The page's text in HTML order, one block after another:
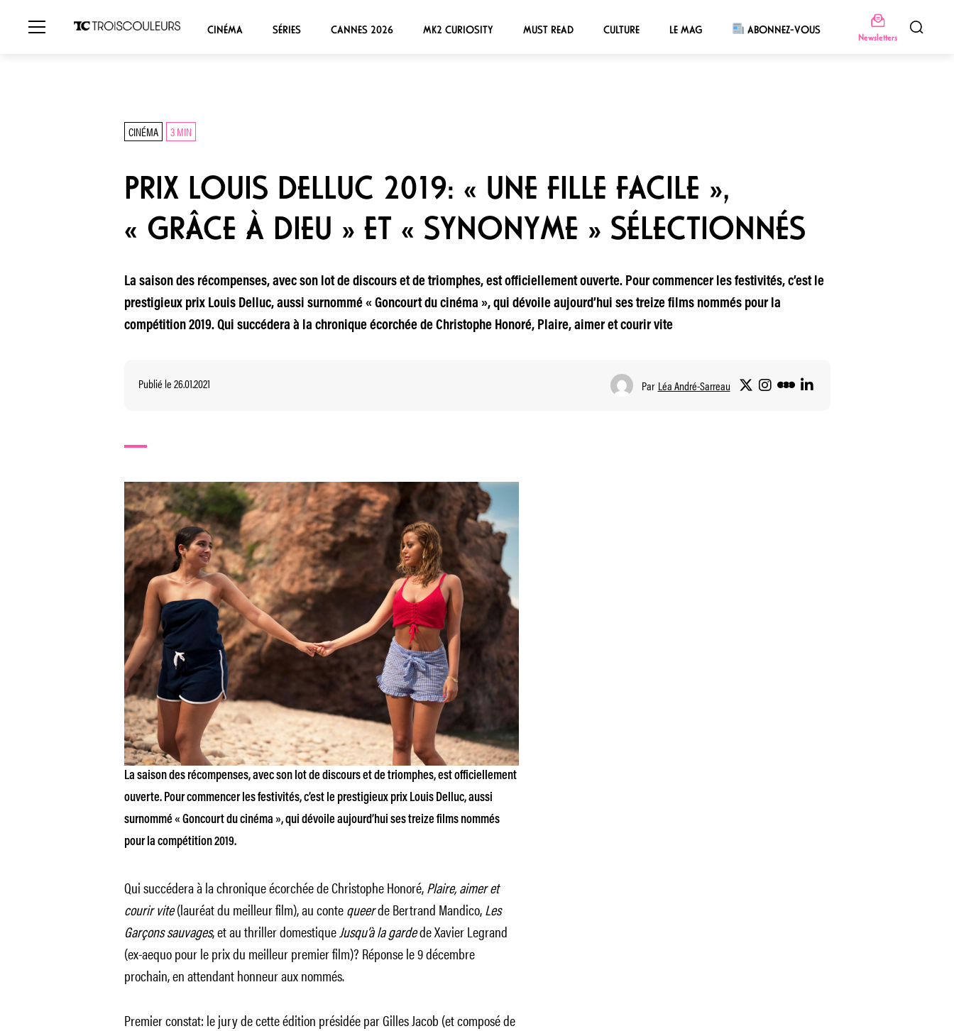
CINÉMA SÉRIES CANNES 2026 MK2 CURIOSITY MUST READ CULTURE LE MAG ABONNEZ-VOUS
Newsletters
CINÉMA 3 MIN
PRIX LOUIS DELLUC 2019: « UNE FILLE FACILE »,
« GRÂCE À DIEU » ET « SYNONYME » SÉLECTIONNÉS
La saison des récompenses, avec son lot de discours et de triomphes, est officiellement ouverte. Pour commencer les festivités, c’est le
prestigieux prix Louis Delluc, aussi surnommé « Goncourt du cinéma », qui dévoile aujourd’hui ses treize films nommés pour la
compétition 2019. Qui succédera à la chronique écorchée de Christophe Honoré, Plaire, aimer et courir vite
Publié le 26.01.2021 Par Léa André-Sarreau
La saison des récompenses, avec son lot de discours et de triomphes, est officiellement
ouverte. Pour commencer les festivités, c’est le prestigieux prix Louis Delluc, aussi
surnommé « Goncourt du cinéma », qui dévoile aujourd’hui ses treize films nommés
pour la compétition 2019.
Qui succédera à la chronique écorchée de Christophe Honoré,Plaire, aimer et
courir vite(lauréat du meilleur film), au contequeerde Bertrand Mandico,Les
Garçons sauvages, et au thriller domestiqueJusqu’à la gardede Xavier Legrand
(ex-aequo pour le prix du meilleur premier film)? Réponse le 9 décembre
prochain, en attendant honneur aux nommés.
Premier constat: le jury de cette édition présidée par Gilles Jacob (et composé de